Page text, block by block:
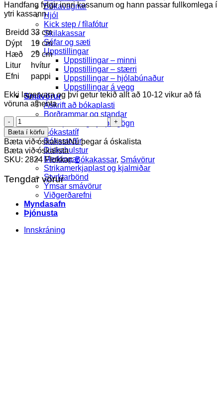
Bókavagnar
Hjól
Kick step / fílafótur
Skilakassar
Sófar og sæti
Uppstillingar
Uppstillingar – minni
Uppstillingar – stærri
Uppstillingar – hjólabúnaður
Uppstillingar á vegg
Smávörur
Áskrift að bókaplasti
Borðrammar og standar
Bókaplast og hjálpargögn
Bókastatíf
Bókastoðir
Diskahulstur
Merkingar
Strikamerkjaplast og kjalmiðar
Styrktarbönd
Ýmsar smávörur
Viðgerðarefni
Myndasafn
Þjónusta
Innskráning
Handfang fylgir innri kassanum og hann passar fullkomlega í
ytri kassann.
Breidd 33 cm
Dýpt
19 cm
Hæð
29 cm
Litur
hvítur
Efni
pappi
Ekki lagervara og því getur tekið allt að 10-12 vikur að fá
vöruna afhenta.
Bókin
heim
INNRI
pappakassi
quantity
Bæta í körfu
Bæta við óskalistaNú þegar á óskalista
Bæta við óskalista
SKU: 2824 Flokkar:Bókakassar, Smávörur
Tengdar vörur